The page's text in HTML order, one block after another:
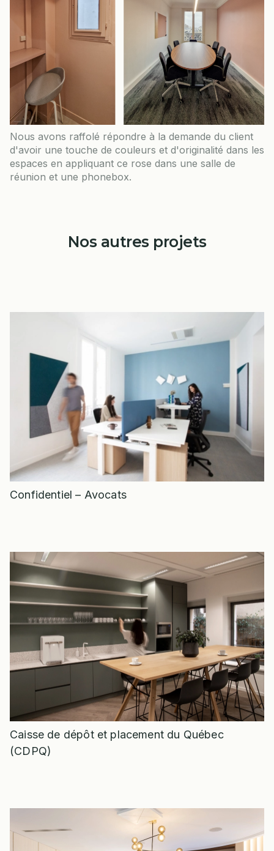
Nous avons raffolé répondre à la demande du client
d'avoir une touche de couleurs et d'originalité dans les
espaces en appliquant ce rose dans une salle de
réunion et une phonebox.
Nos autres projets
Confidentiel – Avocats
Caisse de dépôt et placement du Québec
(CDPQ)